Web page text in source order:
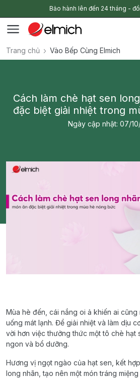
Bảo hành lên đến 24 tháng -
Trang chủ Vào Bếp Cùng Elmich
Cách làm chè hạt sen
đặc biệt giải nhiệt trong
Ngày cập nhật: 07/
Mùa hè đến, cái nắng oi ả khiến ai cũng
uống mát lạnh. Để giải nhiệt và làm dịu
vời hơn việc thưởng thức một tô chè hạt
ngon và bổ dưỡng.
Hương vị ngọt ngào của hạt sen, kết
long nhãn, tạo nên một món tráng